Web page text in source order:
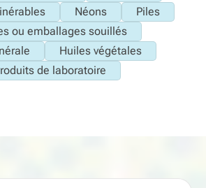
Néons
Piles
ou emballages souillés
Huiles végétales
de laboratoire